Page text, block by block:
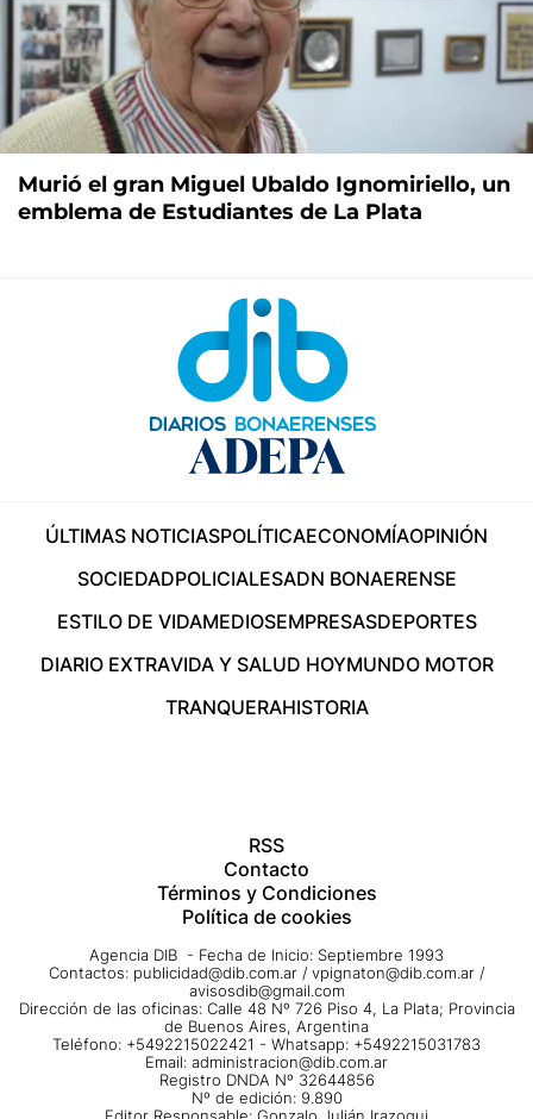
Murió el gran Miguel Ubaldo Ignomiriello, un
emblema de Estudiantes de La Plata
ÚLTIMAS NOTICIASPOLÍTICAECONOMÍAOPINIÓN
SOCIEDADPOLICIALESADN BONAERENSE
ESTILO DE VIDAMEDIOSEMPRESASDEPORTES
DIARIO EXTRAVIDA Y SALUD HOYMUNDO MOTOR
TRANQUERAHISTORIA
RSS
Contacto
Términos y Condiciones
Política de cookies
Agencia DIB - Fecha de Inicio: Septiembre 1993
Contactos: publicidad@dib.com.ar / vpignaton@dib.com.ar /
avisosdib@gmail.com
Dirección de las oficinas: Calle 48 Nº 726 Piso 4, La Plata; Provincia
de Buenos Aires, Argentina
Teléfono: +5492215022421 - Whatsapp: +5492215031783
Email: administracion@dib.com.ar
Registro DNDA Nº 32644856
Nº de edición: 9.890
Editor Responsable: Gonzalo Julián Irazoqui